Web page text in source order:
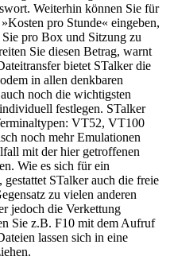
Weiterhin können Sie für
pro Stunde« eingeben,
pro Box und Sitzung zu
Sie diesen Betrag, warnt
bietet STalker die
in allen denkbaren
noch die wichtigsten
festlegen. STalker
VT52, VT100
noch mehr Emulationen
mit der hier getroffenen
Wie es sich für ein
STalker auch die freie
zu vielen anderen
jedoch die Verkettung
Sie z.B. F10 mit dem Aufruf
lassen sich in eine